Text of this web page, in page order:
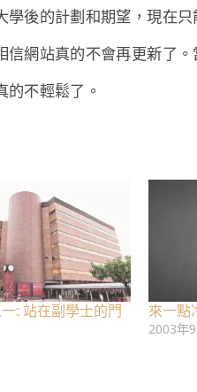
學後的計劃和期望，現在只
信網站真的不會再更新了
的不輕鬆了。
: 站在副學士的門
來一點
2003年